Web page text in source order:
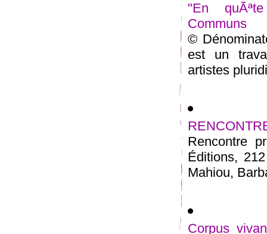
"En
Communs
©
est un
artistes
Rencontre
Éditions,
Mahiou,
Corpus